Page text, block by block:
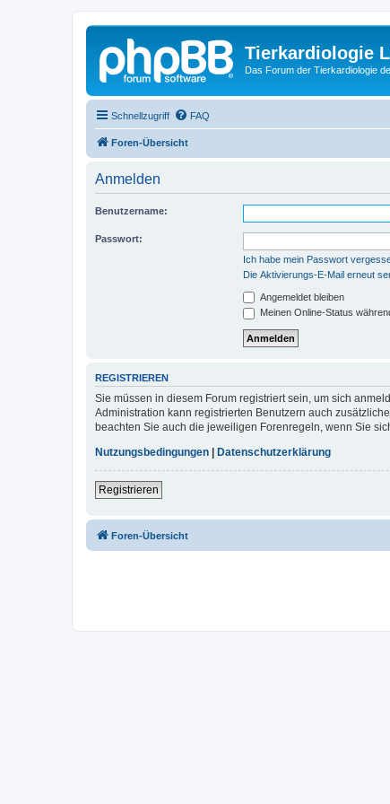
Tierkardiologie
Das Forum der Tierkardiologie
Schnellzugriff FAQ
Foren-Übersicht
Anmelden
Benutzername:
Passwort:
Ich habe mein Passwort
Die Aktivierungs-E-Mail erneut
Angemeldet bleiben
Meinen Online-Status
REGISTRIEREN
Sie müssen in diesem Forum registriert sein, um sich
Administration kann registrierten Benutzern auch
beachten Sie auch die jeweiligen Forenregeln, wenn Sie
Nutzungsbedingungen
Datenschutzerklärung
Registrieren
Foren-Übersicht